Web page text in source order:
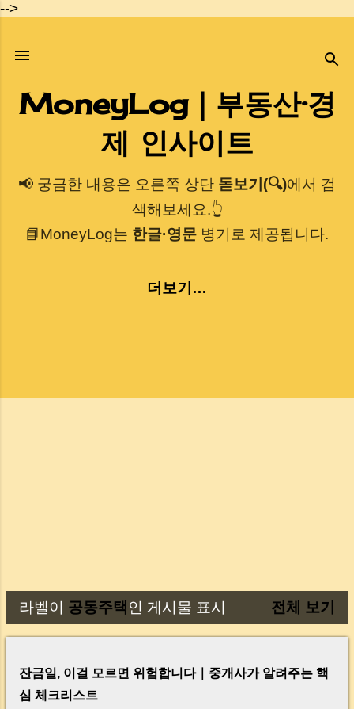
-->
기본 콘텐츠로 건너뛰기
MoneyLog｜부동산·경
제 인사이트
📢 궁금한 내용은 오른쪽 상단 돋보기(🔍)에서 검
색해보세요.👆
📘MoneyLog는 한글·영문 병기로 제공됩니다.
더보기…
글
라벨이 공동주택 인 게시물 표시 전체 보기
잔금일, 이걸 모르면 위험합니다｜중개사가 알려주는 핵
심 체크리스트